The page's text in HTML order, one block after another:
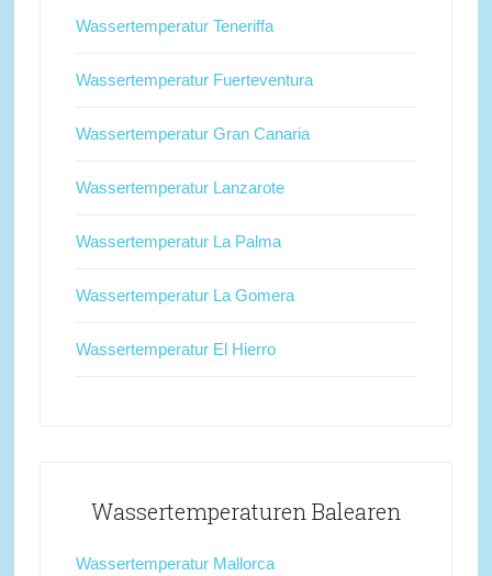
Wassertemperatur Teneriffa
Wassertemperatur Fuerteventura
Wassertemperatur Gran Canaria
Wassertemperatur Lanzarote
Wassertemperatur La Palma
Wassertemperatur La Gomera
Wassertemperatur El Hierro
Wassertemperaturen Balearen
Wassertemperatur Mallorca